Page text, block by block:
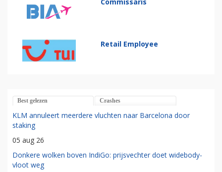
Retail Employee
Best gelezen Crashes
KLM annuleert meerdere vluchten naar Barcelona door
staking
05 aug 26
Donkere wolken boven IndiGo: prijsvechter doet widebody-
vloot weg